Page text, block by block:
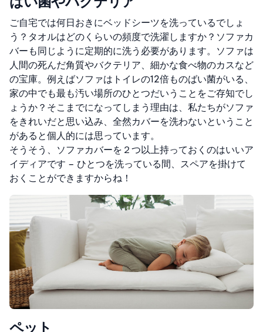
ご自宅では何日おきにベッドシーツを洗っているでしょ
う？タオルはどのくらいの頻度で洗濯しますか？ソファカ
バーも同じように定期的に洗う必要があります。ソファは
人間の死んだ角質やバクテリア、細かな食べ物のカスなど
の宝庫。 例えばソファはトイレの12倍ものばい菌がいる、
家の中でも最も汚い場所のひとつだいうことをご存知でし
ょうか？そこまでになってしまう理由は、私たちがソファ
をきれいだと思い込み、全然カバーを洗わないということ
があると個人的には思っています。
そうそう、ソファカバーを２つ以上持っておくのはいいア
イディアです – ひとつを洗っている間、スペアを掛けて
おくことができますからね！
ペット